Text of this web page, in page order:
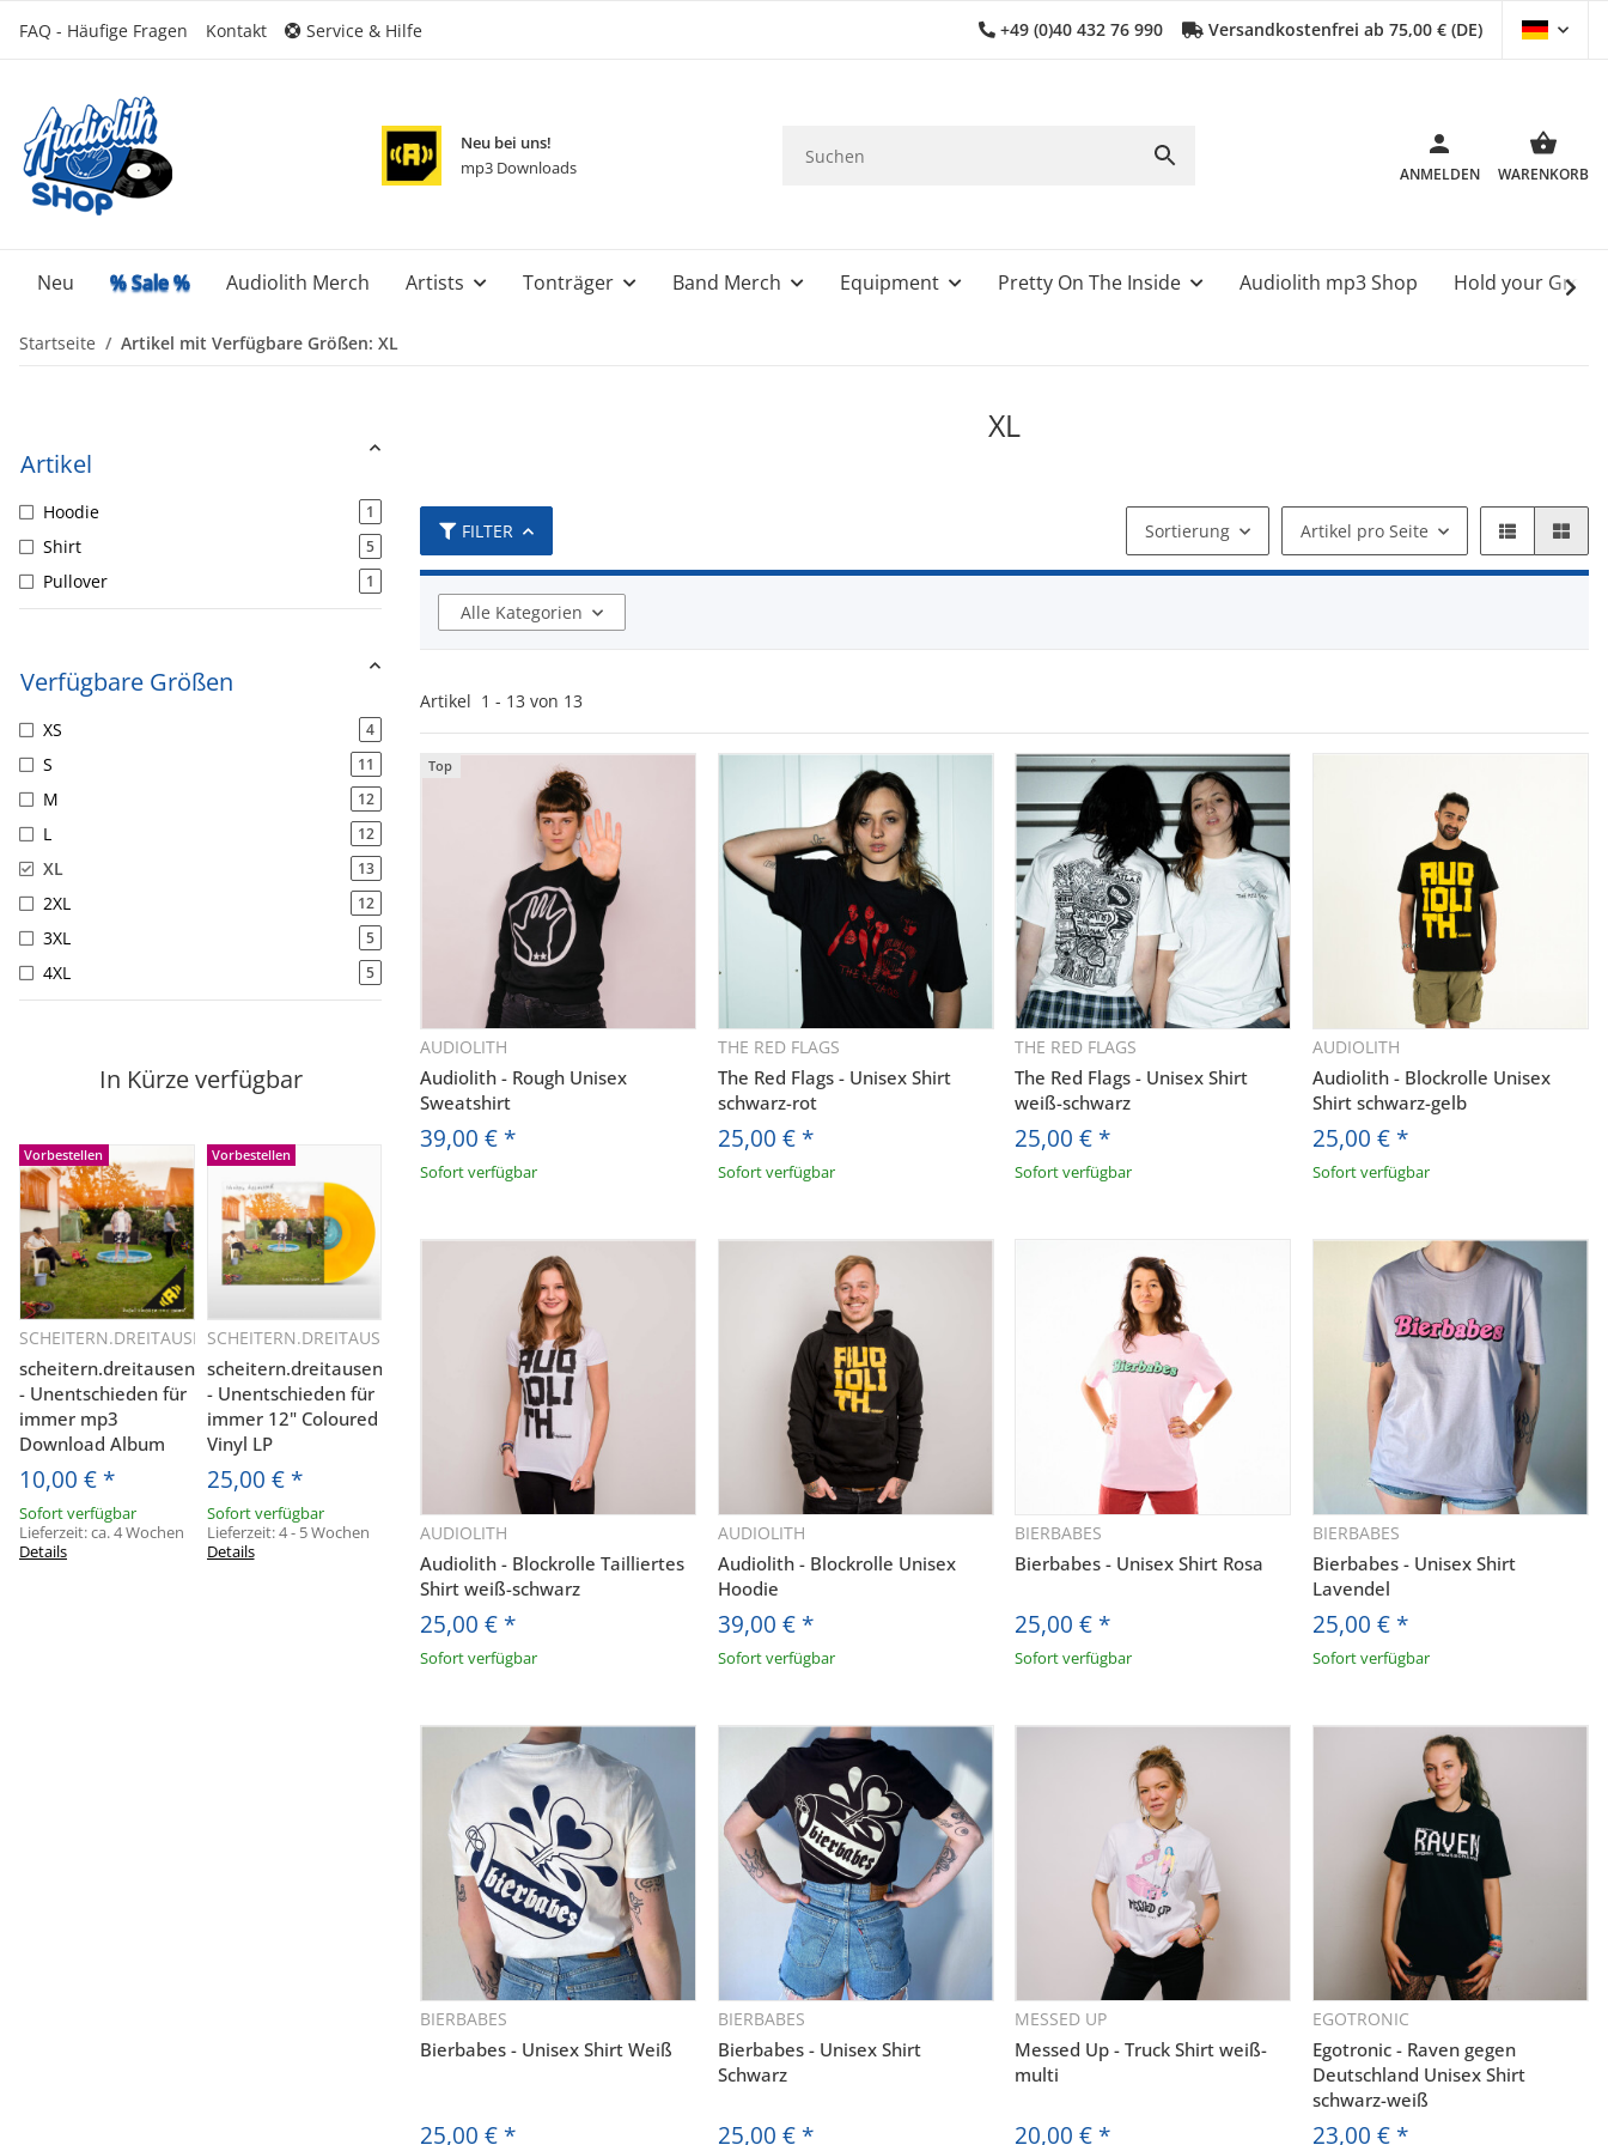
FAQ - Häufige Fragen Kontakt Service & Hilfe +49 (0)40 432 76 990 Versandkostenfrei ab 75,00 € (DE)
Neu bei uns!
mp3 Downloads
ANMELDEN WARENKORB
Neu % Sale % Audiolith Merch Artists Tonträger Band Merch Equipment Pretty On The Inside Audiolith mp3 Shop Hold your
Startseite Artikel mit Verfügbare Größen: XL
XL
FILTER Sortierung Artikel pro Seite
Alle Kategorien
Artikel 1 - 13 von 13
Top
AUDIOLITH
Audiolith - Rough Unisex
Sweatshirt
39,00 € *
Sofort verfügbar
Schnellkauf
THE RED FLAGS
The Red Flags - Unisex Shirt
schwarz-rot
25,00 € *
Sofort verfügbar
Schnellkauf
THE RED FLAGS
The Red Flags - Unisex Shirt
weiß-schwarz
25,00 € *
Sofort verfügbar
AUDIOLITH
Audiolith - Blockrolle Unisex
Shirt schwarz-gelb
25,00 € *
Sofort verfügbar
AUDIOLITH
Audiolith - Blockrolle Tailliertes
Shirt weiß-schwarz
25,00 € *
Sofort verfügbar
AUDIOLITH
Audiolith - Blockrolle Unisex
Hoodie
39,00 € *
Sofort verfügbar
BIERBABES
Bierbabes - Unisex Shirt Rosa
25,00 € *
Sofort verfügbar
BIERBABES
Bierbabes - Unisex Shirt
Lavendel
25,00 € *
Sofort verfügbar
BIERBABES
Bierbabes - Unisex Shirt Weiß
25,00 € *
BIERBABES
Bierbabes - Unisex Shirt
Schwarz
25,00 € *
Schnellkauf
MESSED UP
Messed Up - Truck Shirt weiß-
multi
20,00 € *
Schnellkauf
EGOTRONIC
Egotronic - Raven gegen
Deutschland Unisex Shirt
schwarz-weiß
23,00 € *
Artikel
Hoodie 1
Shirt 5
Pullover 1
Verfügbare Größen
XS 4
S 11
M 12
L 12
XL 13
2XL 12
3XL 5
4XL 5
In Kürze verfügbar
Vorbestellen
Schnellkauf
SCHEITERN.DREITAUSEND
scheitern.dreitausend
- Unentschieden für
immer mp3
Download Album
10,00 € *
Sofort verfügbar
Lieferzeit:ca. 4 Wochen
Details
Vorbestellen
Schnellkauf
SCHEITERN.DREITAUSEND
scheitern.dreitausend
- Unentschieden für
immer 12" Coloured
Vinyl LP
25,00 € *
Sofort verfügbar
Lieferzeit:4 - 5 Wochen
Details
AUDIOLITH NEWSLETTER
ERHALTE DIE NEUESTEN AUDIOLITH UPDATES.